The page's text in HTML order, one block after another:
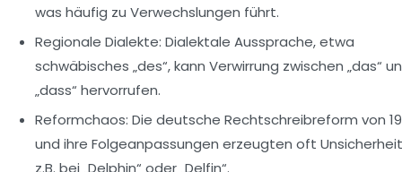
was häufig zu Verwechslungen führt.
Regionale Dialekte: Dialektale Aussprache, etwa
schwäbisches „des“, kann Verwirrung zwischen „das“
„dass“ hervorrufen.
Reformchaos: Die deutsche Rechtschreibreform von
und ihre Folgeanpassungen erzeugten oft
z.B. bei „Delphin“ oder „Delfin“.